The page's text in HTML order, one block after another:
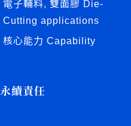
電子輔料, 雙面膠 Die-
Cutting applications
核心能力 Capability
永續責任